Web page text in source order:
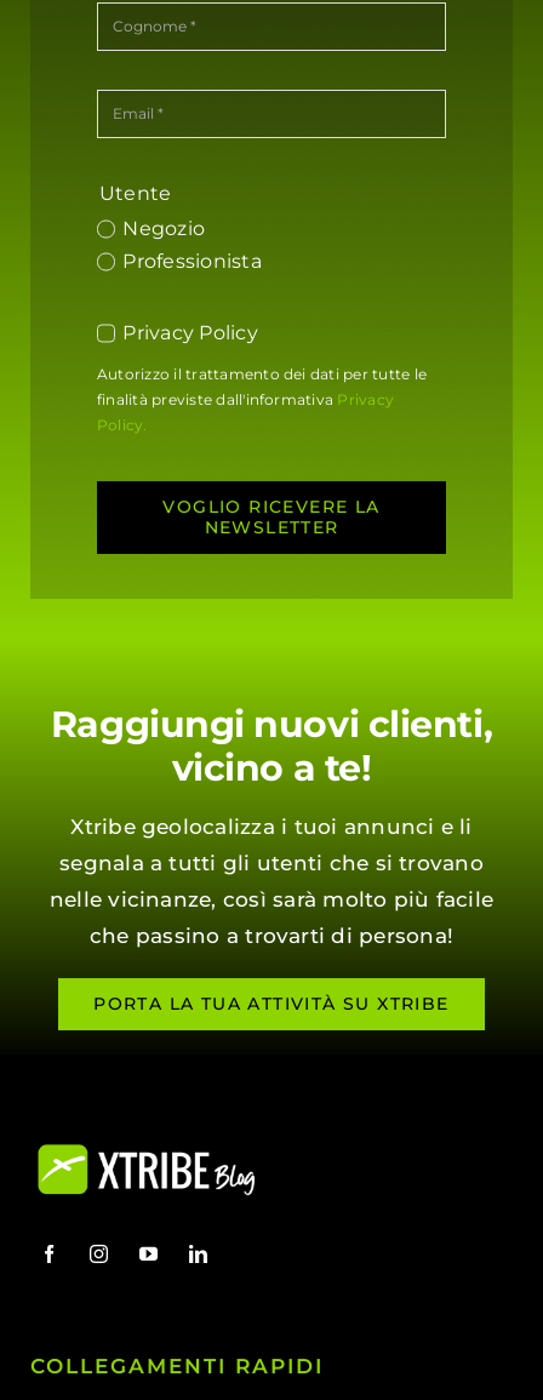
Utente
Negozio
Professionista
Privacy Policy
Autorizzo il trattamento dei dati per tutte le
finalità previste dall'informativa Privacy
Policy.
VOGLIO RICEVERE LA
NEWSLETTER
Raggiungi nuovi clienti,
vicino a te!
Xtribe geolocalizza i tuoi annunci e li
segnala a tutti gli utenti che si trovano
nelle vicinanze, così sarà molto più facile
che passino a trovarti di persona!
PORTA LA TUA ATTIVITÀ SU XTRIBE
COLLEGAMENTI RAPIDI